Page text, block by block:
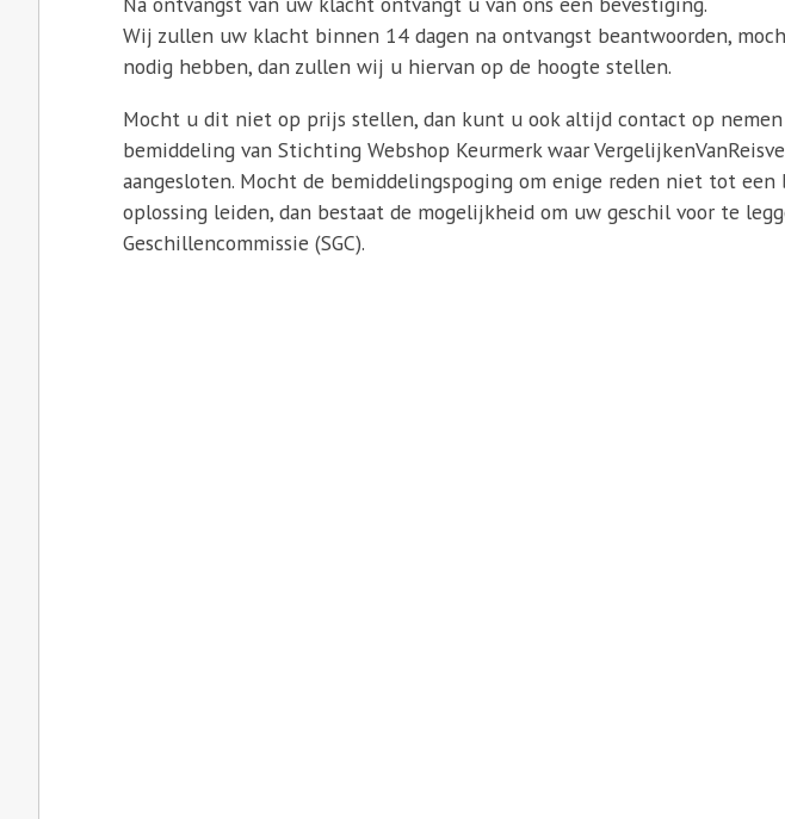
Wij zullen uw klacht binnen 14 dagen na ontvangst beantwoorden,
nodig hebben, dan zullen wij u hiervan op de hoogte stellen.
Mocht u dit niet op prijs stellen, dan kunt u ook altijd contact op
bemiddeling van Stichting Webshop Keurmerk waar
aangesloten. Mocht de bemiddelingspoging om enige reden niet tot een
oplossing leiden, dan bestaat de mogelijkheid om uw geschil voor te
Geschillencommissie (SGC).